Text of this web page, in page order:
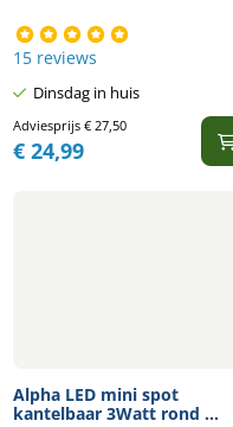
15 reviews
Dinsdag in huis
Adviesprijs €27,50
€24,99
Alpha LED mini spot
kantelbaar 3Watt rond ...